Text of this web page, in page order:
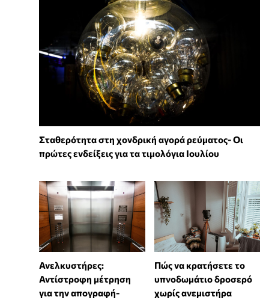
Σταθερότητα στη χονδρική αγορά ρεύματος- Οι
πρώτες ενδείξεις για τα τιμολόγια Ιουλίου
Ανελκυστήρες:
Αντίστροφη μέτρηση
για την απογραφή-
Πώς να κρατήσετε το
υπνοδωμάτιο δροσερό
χωρίς ανεμιστήρα